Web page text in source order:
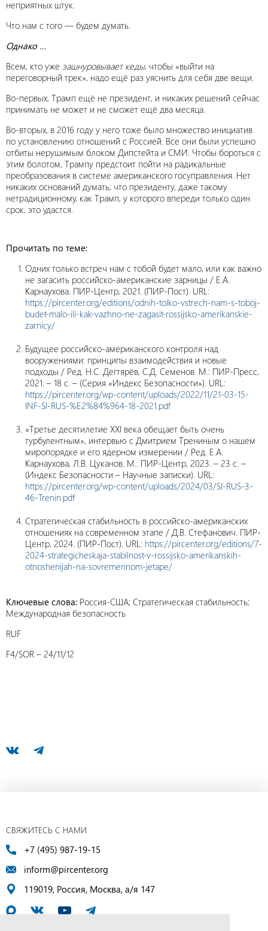
неприятных штук.
Что нам с того — будем думать.
Однако …
Всем, кто уже зашнуровывает кеды, чтобы «выйти на
переговорный трек», надо ещё раз уяснить для себя две вещи.
Во-первых, Трамп ещё не президент, и никаких решений сейчас
принимать не может и не сможет ещё два месяца.
Во-вторых, в 2016 году у него тоже было множество инициатив
по установлению отношений с Россией. Все они были успешно
отбиты нерушимым блоком Дипстейта и СМИ. Чтобы бороться с
этим болотом, Трампу предстоит пойти на радикальные
преобразования в системе американского госуправления. Нет
никаких оснований думать, что президенту, даже такому
нетрадиционному, как Трамп, у которого впереди только один
срок, это удастся.
Прочитать по теме:
Одних только встреч нам с тобой будет мало, или как важно
не загасить российско-американские зарницы / Е.А.
Карнаухова. ПИР-Центр, 2021. (ПИР-Пост). URL:
https://pircenter.org/editions/odnih-tolko-vstrech-nam-s-toboj-
budet-malo-ili-kak-vazhno-ne-zagasit-rossijsko-amerikanskie-
zarnicy/
Будущее российско-американского контроля над
вооружениями: принципы взаимодействия и новые
подходы / Ред. Н.С. Дегтярёв, С.Д. Семенов. М.: ПИР-Пресс,
2021. – 18 с. – (Серия «Индекс Безопасности»). URL:
https://pircenter.org/wp-content/uploads/2022/11/21-03-15-
INF-SI-RUS-%E2%84%964-18-2021.pdf
«Третье десятилетие XXI века обещает быть очень
турбулентным», интервью с Дмитрием Трениным о нашем
миропорядке и его ядерном измерении / Ред. Е.А.
Карнаухова, Л.В. Цуканов. М.: ПИР-Центр, 2023. – 23 с. –
(Индекс Безопасности – Научные записки). URL:
https://pircenter.org/wp-content/uploads/2024/03/SI-RUS-3-
46-Trenin.pdf
Стратегическая стабильность в российско-американских
отношениях на современном этапе / Д.В. Стефанович. ПИР-
Центр, 2024. (ПИР-Пост). URL: https://pircenter.org/editions/7-
2024-strategicheskaja-stabilnost-v-rossijsko-amerikanskih-
otnoshenijah-na-sovremennom-jetape/
Ключевые слова: Россия-США; Стратегическая стабильность;
Международная безопасность
RUF
F4/SOR – 24/11/12
СВЯЖИТЕСЬ С НАМИ
+7 (495) 987-19-15
inform@pircenter.org
119019, Россия, Москва, а/я 147